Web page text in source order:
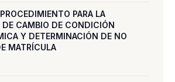
PARA LA
DE CAMBIO DE CONDICIÓN
Y DETERMINACIÓN DE NO
MATRÍCULA